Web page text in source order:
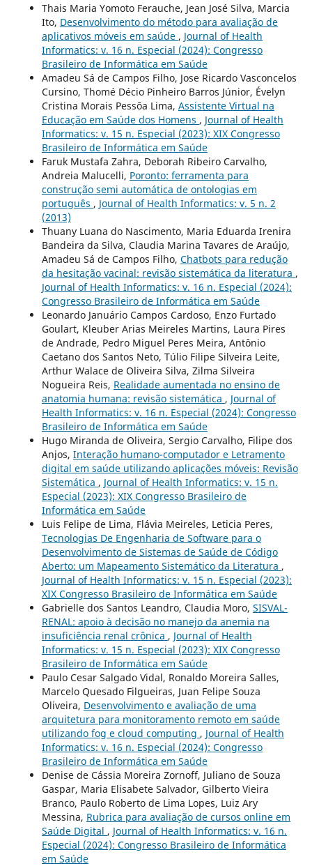
Thais Maria Yomoto Ferauche, Jean José Silva, Marcia
Ito, Desenvolvimento do método para avaliação de
aplicativos móveis em saúde , Journal of Health
Informatics: v. 16 n. Especial (2024): Congresso
Brasileiro de Informática em Saúde
Amadeu Sá de Campos Filho, Jose Ricardo Vasconcelos
Cursino, Thomé Décio Pinheiro Barros Júnior, Évelyn
Cristina Morais Pessôa Lima, Assistente Virtual na
Educação em Saúde dos Homens , Journal of Health
Informatics: v. 15 n. Especial (2023): XIX Congresso
Brasileiro de Informática em Saúde
Faruk Mustafa Zahra, Deborah Ribeiro Carvalho,
Andreia Malucelli, Poronto: ferramenta para
construção semi automática de ontologias em
português , Journal of Health Informatics: v. 5 n. 2
(2013)
Thuany Luana do Nascimento, Maria Eduarda Irenira
Bandeira da Silva, Claudia Marina Tavares de Araújo,
Amadeu Sá de Campos Filho, Chatbots para redução
da hesitação vacinal: revisão sistemática da literatura ,
Journal of Health Informatics: v. 16 n. Especial (2024):
Congresso Brasileiro de Informática em Saúde
Leonardo Januário Campos Cardoso, Enzo Furtado
Goulart, Kleuber Arias Meireles Martins, Laura Pires
de Andrade, Pedro Miguel Peres Meira, Antônio
Caetano dos Santos Neto, Túlio Filipe Silveira Leite,
Arthur Walace de Oliveira Silva, Zilma Silveira
Nogueira Reis, Realidade aumentada no ensino de
anatomia humana: revisão sistemática , Journal of
Health Informatics: v. 16 n. Especial (2024): Congresso
Brasileiro de Informática em Saúde
Hugo Miranda de Oliveira, Sergio Carvalho, Filipe dos
Anjos, Interação humano-computador e Letramento
digital em saúde utilizando aplicações móveis: Revisão
Sistemática , Journal of Health Informatics: v. 15 n.
Especial (2023): XIX Congresso Brasileiro de
Informática em Saúde
Luis Felipe de Lima, Flávia Meireles, Leticia Peres,
Tecnologias De Engenharia de Software para o
Desenvolvimento de Sistemas de Saúde de Código
Aberto: um Mapeamento Sistemático da Literatura ,
Journal of Health Informatics: v. 15 n. Especial (2023):
XIX Congresso Brasileiro de Informática em Saúde
Gabrielle dos Santos Leandro, Claudia Moro, SISVAL-
RENAL: apoio à decisão no manejo da anemia na
insuficiência renal crônica , Journal of Health
Informatics: v. 15 n. Especial (2023): XIX Congresso
Brasileiro de Informática em Saúde
Paulo Cesar Salgado Vidal, Ronaldo Moreira Salles,
Marcelo Quesado Filgueiras, Juan Felipe Souza
Oliveira, Desenvolvimento e avaliação de uma
arquitetura para monitoramento remoto em saúde
utilizando fog e cloud computing , Journal of Health
Informatics: v. 16 n. Especial (2024): Congresso
Brasileiro de Informática em Saúde
Denise de Cássia Moreira Zornoff, Juliano de Souza
Gaspar, Maria Elisabete Salvador, Gilberto Vieira
Branco, Paulo Roberto de Lima Lopes, Luiz Ary
Messina, Rubrica para avaliação de cursos online em
Saúde Digital , Journal of Health Informatics: v. 16 n.
Especial (2024): Congresso Brasileiro de Informática
em Saúde